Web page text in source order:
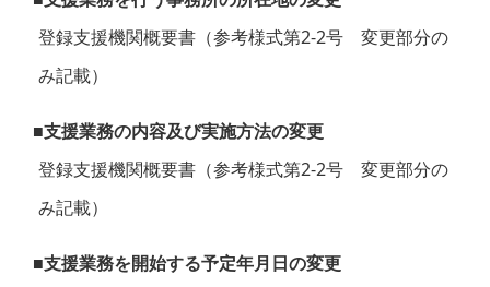
登録支援機関概要書（参考様式第2-2号 変更部分の
み記載）
■支援業務の内容及び実施方法の変更
登録支援機関概要書（参考様式第2-2号 変更部分の
み記載）
■支援業務を開始する予定年月日の変更